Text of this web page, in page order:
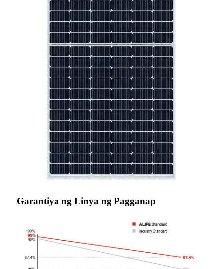
Garantiya ng Linya ng Pagganap